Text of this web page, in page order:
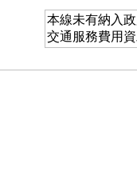
本線未有納入
交通服務費用